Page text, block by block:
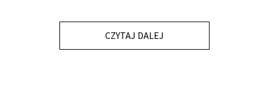
CZYTAJ DALEJ